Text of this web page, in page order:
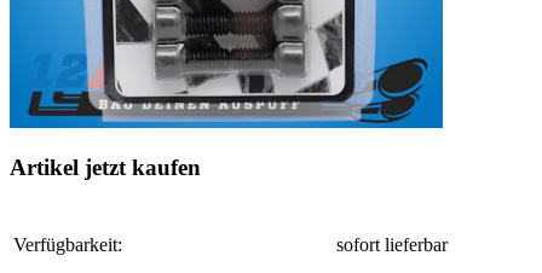
Artikel jetzt kaufen
Verfügbarkeit: sofort lieferbar